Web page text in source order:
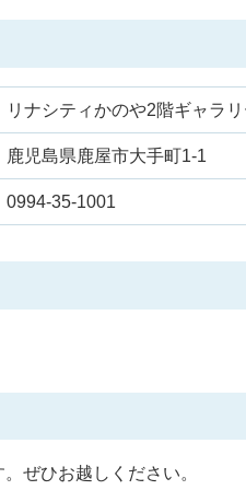
リナシティかのや2階ギャラ
鹿児島県鹿屋市大手町1-1
0994-35-1001
ぜひお越しください。